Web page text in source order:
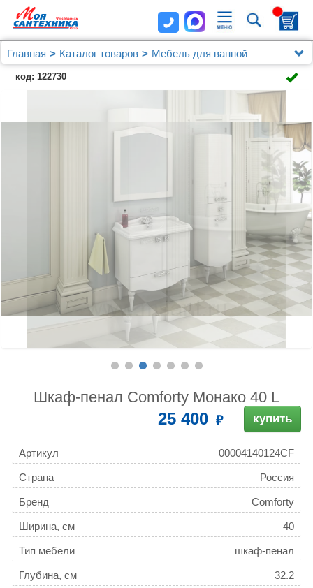
Главная Каталог товаров
Мебель для ванной
Шкафы - пеналы
Шкаф-пенал Comforty Монако 40 L
код: 122730
Шкаф-пенал Comforty Монако 40 L
25 400 купить
Артикул 00004140124CF
Страна Россия
Бренд Comforty
Ширина, см 40
Тип мебели шкаф-пенал
Глубина, см 32.2